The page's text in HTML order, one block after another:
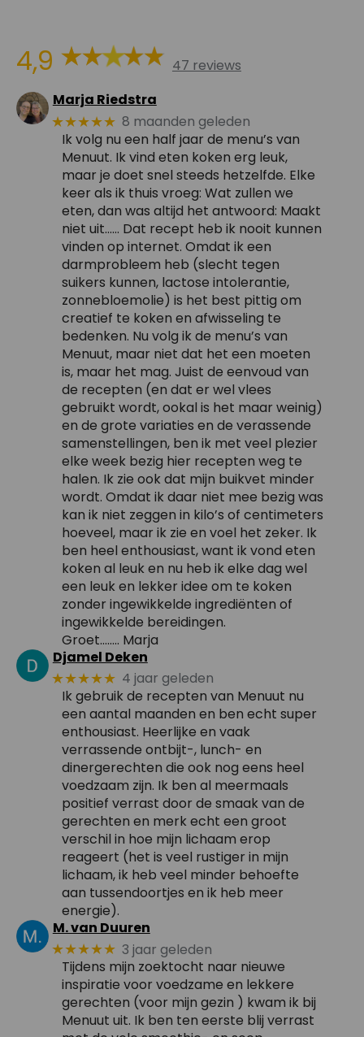
4,9
47 reviews
Marja Riedstra
★★★★★ 8 maanden geleden
Ik volg nu een half jaar de menu’s van
Menuut. Ik vind eten koken erg leuk,
maar je doet snel steeds hetzelfde. Elke
keer als ik thuis vroeg: Wat zullen we
eten, dan was altijd het antwoord: Maakt
niet uit…… Dat recept heb ik nooit kunnen
vinden op internet. Omdat ik een
darmprobleem heb (slecht tegen
suikers kunnen, lactose intolerantie,
zonnebloemolie) is het best pittig om
creatief te koken en afwisseling te
bedenken. Nu volg ik de menu’s van
Menuut, maar niet dat het een moeten
is, maar het mag. Juist de eenvoud van
de recepten (en dat er wel vlees
gebruikt wordt, ookal is het maar weinig)
en de grote variaties en de verassende
samenstellingen, ben ik met veel plezier
elke week bezig hier recepten weg te
halen. Ik zie ook dat mijn buikvet minder
wordt. Omdat ik daar niet mee bezig was
kan ik niet zeggen in kilo’s of centimeters
hoeveel, maar ik zie en voel het zeker. Ik
ben heel enthousiast, want ik vond eten
koken al leuk en nu heb ik elke dag wel
een leuk en lekker idee om te koken
zonder ingewikkelde ingrediënten of
ingewikkelde bereidingen.
Groet…….. Marja
Djamel Deken
★★★★★ 4 jaar geleden
Ik gebruik de recepten van Menuut nu
een aantal maanden en ben echt super
enthousiast. Heerlijke en vaak
verrassende ontbijt-, lunch- en
dinergerechten die ook nog eens heel
voedzaam zijn. Ik ben al meermaals
positief verrast door de smaak van de
gerechten en merk echt een groot
verschil in hoe mijn lichaam erop
reageert (het is veel rustiger in mijn
lichaam, ik heb veel minder behoefte
aan tussendoortjes en ik heb meer
energie).
M. van Duuren
★★★★★ 3 jaar geleden
Tijdens mijn zoektocht naar nieuwe
inspiratie voor voedzame en lekkere
gerechten (voor mijn gezin ) kwam ik bij
Menuut uit. Ik ben ten eerste blij verrast